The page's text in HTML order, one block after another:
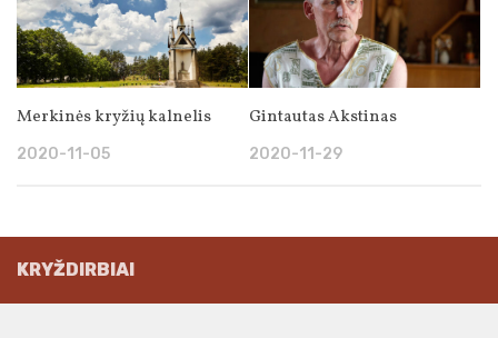
Merkinės kryžių kalnelis
2020-11-05
Gintautas Akstinas
2020-11-29
KRYŽDIRBIAI